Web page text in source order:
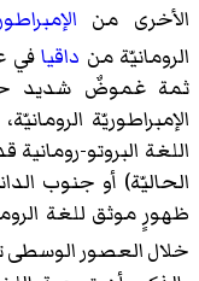
الأخرى من
الرومانيّة من داقيافي عام 271
ثمة غموضٌ شديد
الإمبراطوريّة
اللغة البروتو-رومانية
الحاليّة) أو جنوب
ظهورٍ موثق للغة
خلال العصور الوسطى